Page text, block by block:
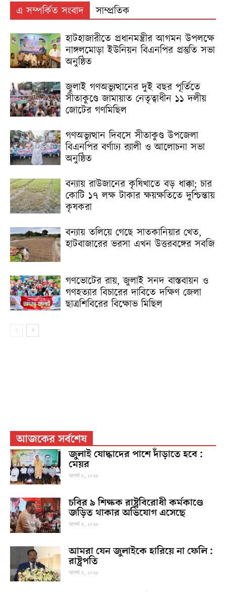
এ সম্পর্কিত সংবাদ
সাম্প্রতিক
হাটহাজারীতে প্রধানমন্ত্রীর আগমন উপলক্ষে
নাঙ্গলমোড়া ইউনিয়ন বিএনপির প্রস্তুতি সভা
অনুষ্ঠিত
জুলাই গণঅভ্যুত্থানের দুই বছর পূর্তিতে
সীতাকুণ্ডে জামায়াত নেতৃত্বাধীন ১১ দলীয়
জোটের গণমিছিল
গণঅভ্যুত্থান দিবসে সীতাকুণ্ড উপজেলা
বিএনপির বর্ণাঢ্য র‍্যালী ও আলোচনা সভা
অনুষ্ঠিত
বন্যায় রাউজানের কৃষিখাতে বড় ধাক্কা; চার
কোটি ১৭ লক্ষ টাকার ক্ষয়ক্ষতিতে দুশ্চিন্তায়
কৃষকরা
বন্যায় তলিয়ে গেছে সাতকানিয়ার খেত,
হাটবাজারের ভরসা এখন উত্তরবঙ্গের সবজি
গণভোটের রায়, জুলাই সনদ বাস্তবায়ন ও
গণহত্যার বিচারের দাবিতে দক্ষিণ জেলা
ছাত্রশিবিরের বিক্ষোভ মিছিল
আজকের সর্বশেষ
জুলাই যোদ্ধাদের পাশে দাঁড়াতে হবে :
মেয়র
আগস্ট ৫, ২০২৬
চবির ৯ শিক্ষক রাষ্ট্রবিরোধী কর্মকাণ্ডে
জড়িত থাকার অভিযোগ এসেছে
আগস্ট ৫, ২০২৬
আমরা যেন জুলাইকে হারিয়ে না ফেলি :
রাষ্ট্রপতি
আগস্ট ৫, ২০২৬